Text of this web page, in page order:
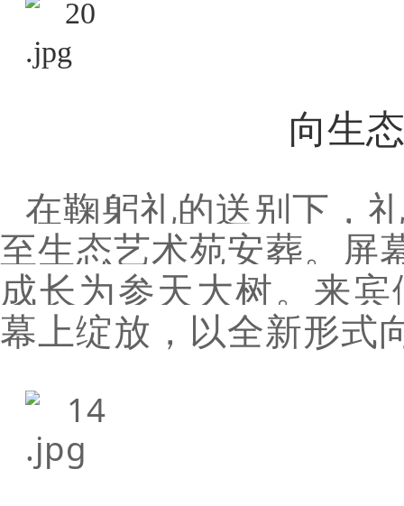
向生
在鞠躬礼的送别下，
至生态艺术苑安葬。屏
成长为参天大树。来
幕上绽放，以全新形式